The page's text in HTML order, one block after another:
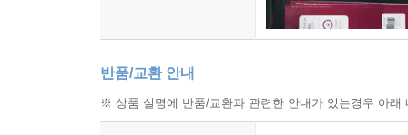
반품/교환 안내
※ 상품 설명에 반품/교환과 관련한 안내가 있는경우 아